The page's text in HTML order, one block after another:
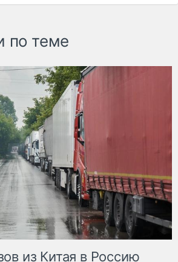
по теме
из Китая в Россию